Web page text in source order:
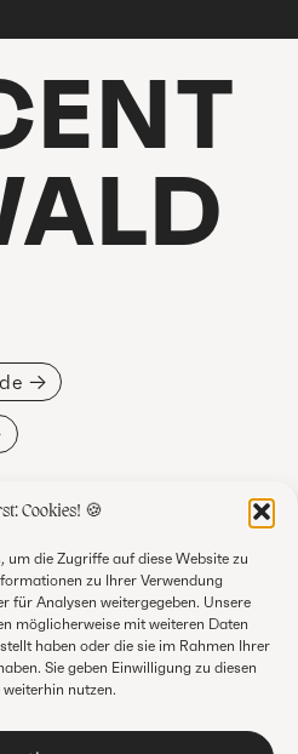
Cookies! 🍪
um die Zugriffe auf diese Website zu
zu Ihrer Verwendung
für Analysen weitergegeben. Unsere
möglicherweise mit weiteren Daten
haben oder die sie im Rahmen Ihrer
Sie geben Einwilligung zu diesen
weiterhin nutzen.